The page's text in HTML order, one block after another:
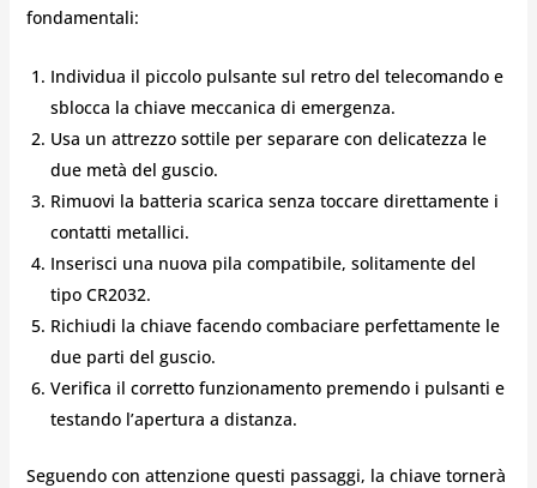
fondamentali:
Individua il piccolo pulsante sul retro del telecomando e
sblocca la chiave meccanica di emergenza.
Usa un attrezzo sottile per separare con delicatezza le
due metà del guscio.
Rimuovi la batteria scarica senza toccare direttamente i
contatti metallici.
Inserisci una nuova pila compatibile, solitamente del
tipo CR2032.
Richiudi la chiave facendo combaciare perfettamente le
due parti del guscio.
Verifica il corretto funzionamento premendo i pulsanti e
testando l’apertura a distanza.
Seguendo con attenzione questi passaggi, la chiave tornerà